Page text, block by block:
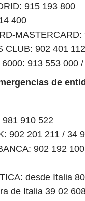
915 193 800
400
MASTERCARD:
CLUB: 902 401 112
6000: 913 553 000
de
910 522
902 201 211 / 34
902 192
desde Italia
de Italia 39 02